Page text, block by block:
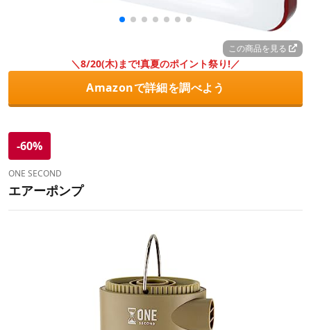
この商品を見る
＼8/20(木)まで!真夏のポイント祭り!／
Amazonで詳細を調べよう
-60%
ONE SECOND
エアーポンプ